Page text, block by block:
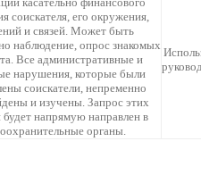
соискателя, его окружения,
и связей. Может быть
наблюдение, опрос знакомых
Все административные и
нарушения, которые были
соискатели, непременно
и изучены. Запрос этих
будет напрямую направлен в
органы.